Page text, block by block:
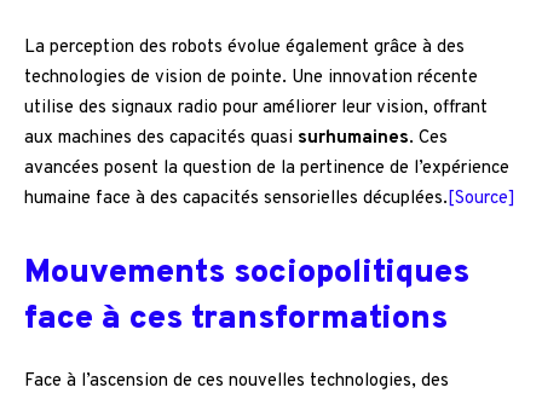
La perception des robots évolue également grâce à des
technologies de vision de pointe. Une innovation récente
utilise des signaux radio pour améliorer leur vision, offrant
aux machines des capacités quasi surhumaines. Ces
avancées posent la question de la pertinence de l’expérience
humaine face à des capacités sensorielles décuplées. [Source]
Mouvements sociopolitiques
face à ces transformations
Face à l’ascension de ces nouvelles technologies, des